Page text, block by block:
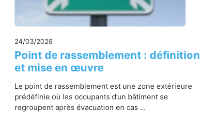
24/03/2026
Point de rassemblement : définition
et mise en œuvre
Le point de rassemblement est une zone extérieure
prédéfinie où les occupants d’un bâtiment se
regroupent après évacuation en cas ...